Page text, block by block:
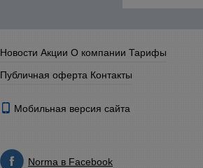
Новости Акции О компании Тарифы
Публичная оферта Контакты
Мобильная версия сайта
Norma в Facebook